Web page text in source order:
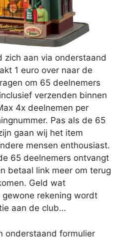
zich aan via onderstaand
1 euro over naar de
om 65 deelnemers
verzenden binnen
4x deelnemen per
Pas als de 65
gaan wij het item
mensen enthousiast.
65 deelnemers ontvangt
betaal link meer om terug
Geld wat
rekening wordt
aan de club…
onderstaand formulier